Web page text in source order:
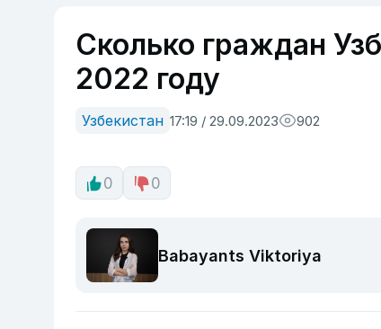
Сколько граждан
2022 году
Узбекистан 17:19 / 29.09.2023 902
0 0
Babayants Viktoriya